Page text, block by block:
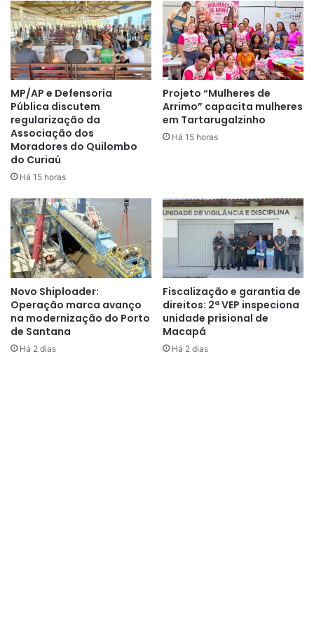
edificação será dividida em três etapas. Na primeira,
haverá a construção de 11 quiosques; três banheiros;
jardim; bancos; decks e píer de contemplação;
estacionamento; paisagismo; calçamento com
acessibilidade; drenagem profunda; alargamento da via e
nova pavimentação asfáltica.
Em paralelo à estruturação dos espaços para
comercialização de alimentos, haverá locais alternativos
para os empreendedores da região, no período de
execução dos serviços. Secretaria Municipal do Trabalho,
Desenvolvimento Econômico e Inovação (Semtradi)
mediará o processo.
MP/AP e Defensoria
Pública discutem
regularização da
Associação dos
Moradores do Quilombo
do Curiaú
Há 15 horas
Projeto “Mulheres de
Arrimo” capacita mulheres
em Tartarugalzinho
Há 15 horas
Novo Shiploader:
Operação marca avanço
na modernização do Porto
de Santana
Há 2 dias
Fiscalização e garantia de
direitos: 2ª VEP inspeciona
unidade prisional de
Macapá
Há 2 dias